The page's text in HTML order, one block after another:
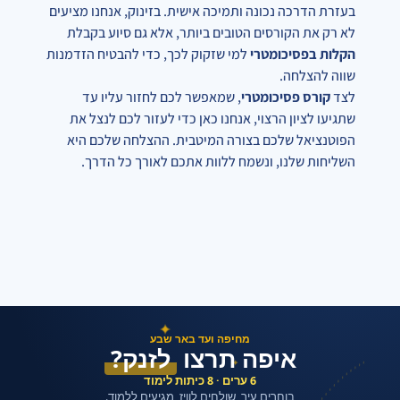
בעזרת הדרכה נכונה ותמיכה אישית. בזינוק, אנחנו מציעים
לא רק את הקורסים הטובים ביותר, אלא גם סיוע בקבלת
הקלות בפסיכומטרילמי שזקוק לכך, כדי להבטיח הזדמנות
שווה להצלחה.
לצדקורס פסיכומטרי, שמאפשר לכם לחזור עליו עד
שתגיעו לציון הרצוי, אנחנו כאן כדי לעזור לכם לנצל את
הפוטנציאל שלכם בצורה המיטבית. ההצלחה שלכם היא
השליחות שלנו, ונשמח ללוות אתכם לאורך כל הדרך.
✦
✦
מחיפה ועד באר שבע
איפה תרצולזנק?
6 ערים · 8 כיתות לימוד
בוחרים עיר, שולחים לוויז, מגיעים ללמוד.